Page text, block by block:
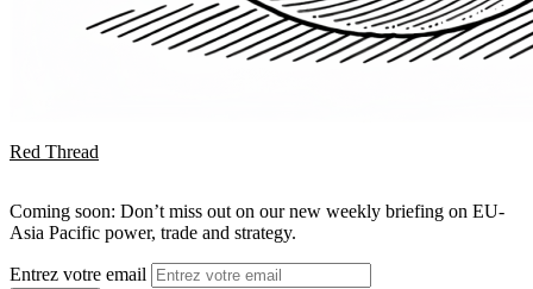
Red Thread
Coming soon: Don’t miss out on our new weekly briefing on EU-
Asia Pacific power, trade and strategy.
Entrez votre email